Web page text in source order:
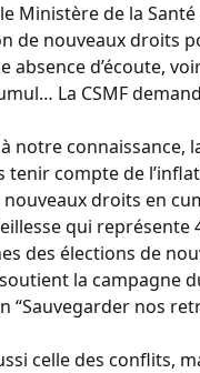
le Ministère de la
de nouveaux droits
absence d’écoute,
La CSMF
à notre
tenir compte de
nouveaux droits en
qui représente
des élections de
soutient la campagne
“Sauvegarder nos
celle des conflits,